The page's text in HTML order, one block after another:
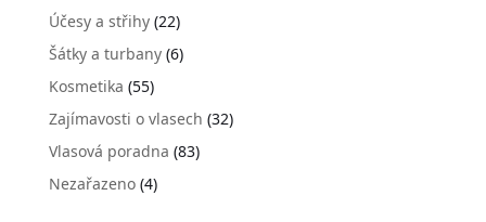
Účesy a střihy(22)
Šátky a turbany(6)
Kosmetika (55)
Zajímavosti o vlasech (32)
Vlasová poradna (83)
Nezařazeno(4)